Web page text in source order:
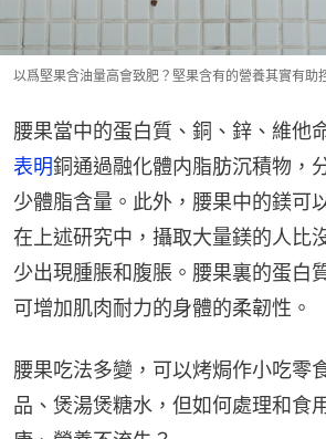
以爲堅果含油量高會致肥？堅果含有的營養其實有助
腰果當中的蛋白質、銅、鋅、維他
表明銅通過融化體内脂肪沉積物，
少體脂含量。此外，腰果中的鎂可
在上述研究中，攝取大量鎂的人比
少出現腫脹和腹脹。腰果裏的蛋白
可增加肌肉耐力的身體的柔韌性。
腰果吃法多變，可以烤焗作小吃零
品、煲湯煲糖水，但如何處理和食